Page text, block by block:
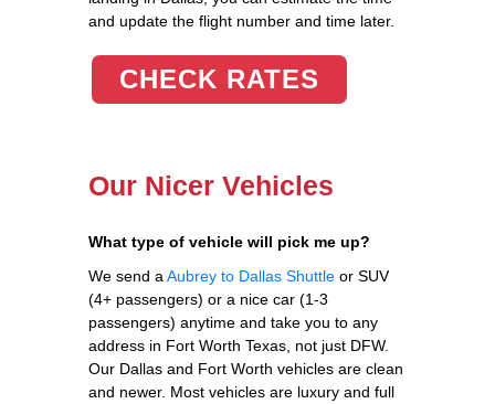
and update the flight number and time later.
CHECK RATES
Our Nicer Vehicles
What type of vehicle will pick me up?
We send a Aubrey to Dallas Shuttle or SUV
(4+ passengers) or a nice car (1-3
passengers) anytime and take you to any
address in Fort Worth Texas, not just DFW.
Our Dallas and Fort Worth vehicles are clean
and newer. Most vehicles are luxury and full